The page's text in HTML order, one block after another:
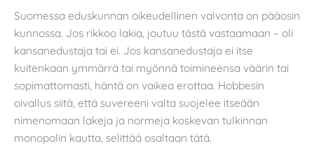
Suomessa eduskunnan oikeudellinen valvonta on pääosin
kunnossa. Jos rikkoo lakia, joutuu tästä vastaamaan – oli
kansanedustaja tai ei. Jos kansanedustaja ei itse
kuitenkaan ymmärrä tai myönnä toimineensa väärin tai
sopimattomasti, häntä on vaikea erottaa. Hobbesin
oivallus siitä, että suvereeni valta suojelee itseään
nimenomaan lakeja ja normeja koskevan tulkinnan
monopolin kautta, selittää osaltaan tätä.